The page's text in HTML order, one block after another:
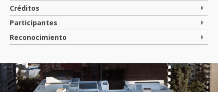
Créditos
Participantes
Reconocimiento